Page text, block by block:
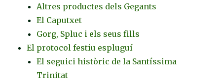
Altres productes dels Gegants
El Caputxet
Gorg, Spluc i els seus fills
El protocol festiu espluguí
El seguici històric de la Santíssima
Trinitat